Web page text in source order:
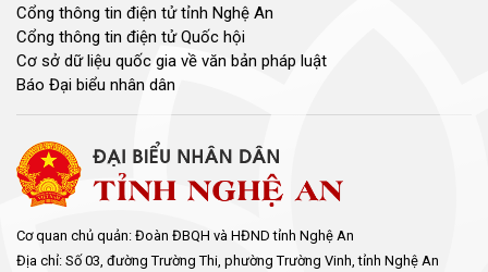
Cổng thông tin điện tử tỉnh Nghệ An
Cổng thông tin điện tử Quốc hội
Cơ sở dữ liệu quốc gia về văn bản pháp luật
Báo Đại biểu nhân dân
Cơ quan chủ quản: Đoàn ĐBQH và HĐND tỉnh Nghệ An
Địa chỉ: Số 03, đường Trường Thi, phường Trường Vinh, tỉnh Nghệ An